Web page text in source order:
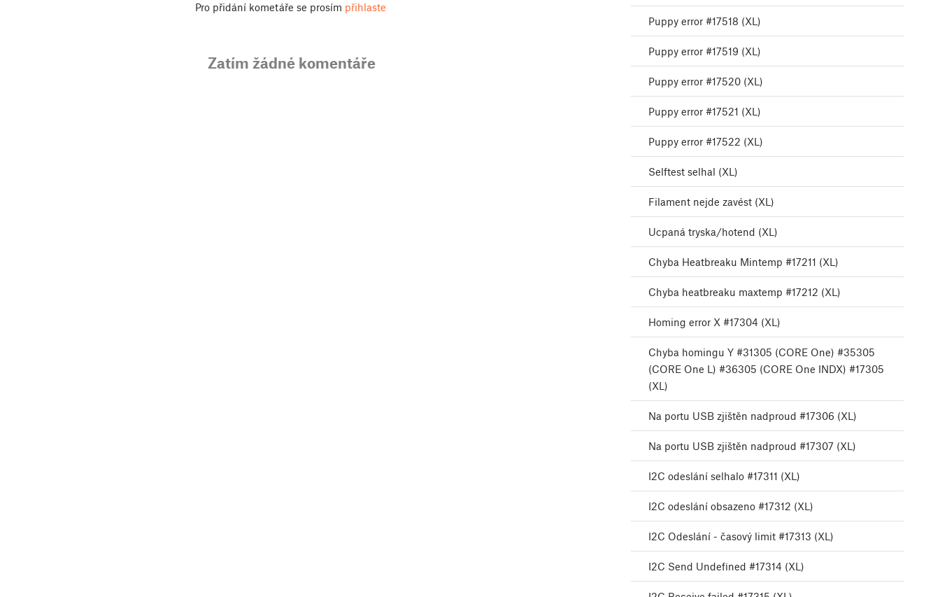
Pro přidání kometáře se prosím přihlaste
Zatím žádné komentáře
Puppy error #17518 (XL)
Puppy error #17519 (XL)
Puppy error #17520 (XL)
Puppy error #17521 (XL)
Puppy error #17522 (XL)
Selftest selhal (XL)
Filament nejde zavést (XL)
Ucpaná tryska/hotend (XL)
Chyba Heatbreaku Mintemp #17211 (XL)
Chyba heatbreaku maxtemp #17212 (XL)
Homing error X #17304 (XL)
Chyba homingu Y #31305 (CORE One) #35305
(CORE One L) #36305 (CORE One INDX) #17305
(XL)
Na portu USB zjištěn nadproud #17306 (XL)
Na portu USB zjištěn nadproud #17307 (XL)
I2C odeslání selhalo #17311 (XL)
I2C odeslání obsazeno #17312 (XL)
I2C Odeslání - časový limit #17313 (XL)
I2C Send Undefined #17314 (XL)